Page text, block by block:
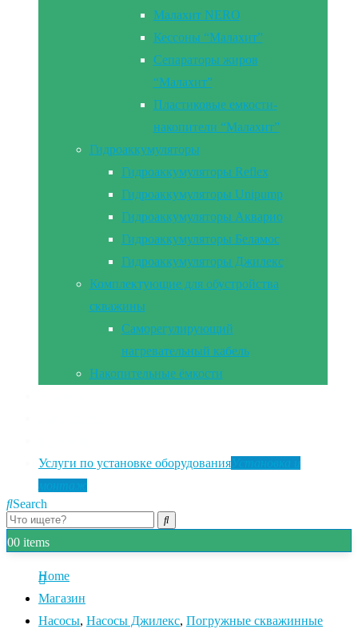
Малахит NERO
Кессоны “Малахит”
Сепараторы жиров
“Малахит”
Пластиковые емкости-
накопители “Малахит”
Гидроаккумуляторы
Гидроаккумуляторы Reflex
Гидроаккумуляторы Unipump
Гидроаккумуляторы Акварио
Гидроаккумуляторы Беламос
Гидроаккумуляторы Джилекс
Комплектующие для обустройства
скважины
Саморегулирующий
нагревательный кабель
Накопительные ёмкости
Услуги по установке оборудования
Search
00 items
Home
Магазин
Насосы, Насосы Джилекс, Погружные скважинные